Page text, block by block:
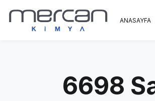
ANASAYFA
6698